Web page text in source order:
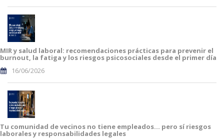
MIR y salud laboral: recomendaciones prácticas para prevenir el
burnout, la fatiga y los riesgos psicosociales desde el primer día
16/06/2026
Tu comunidad de vecinos no tiene empleados… pero sí riesgos
laborales y responsabilidades legales